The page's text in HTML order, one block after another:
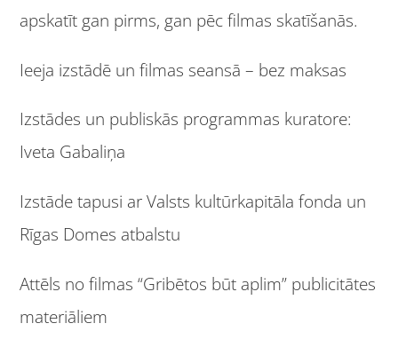
apskatīt gan pirms, gan pēc filmas skatīšanās.
Ieeja izstādē un filmas seansā – bez maksas
Izstādes un publiskās programmas kuratore:
Iveta Gabaliņa
Izstāde tapusi ar Valsts kultūrkapitāla fonda un
Rīgas Domes atbalstu
Attēls no filmas “Gribētos būt aplim” publicitātes
materiāliem